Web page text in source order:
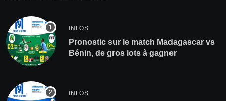
INFOS
Pronostic sur le match Madagascar vs
Bénin, de gros lots à gagner
INFOS